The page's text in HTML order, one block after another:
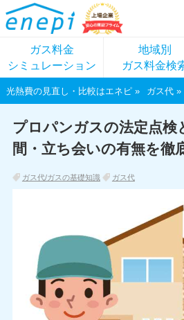
ガス料金
シミュレーション
地域別
ガス料金検
光熱費の見直し・比較はエネピ ガス代
プロパンガスの法定点検
間・立ち会いの有無を徹
ガス代/ガスの基礎知識 ガス代